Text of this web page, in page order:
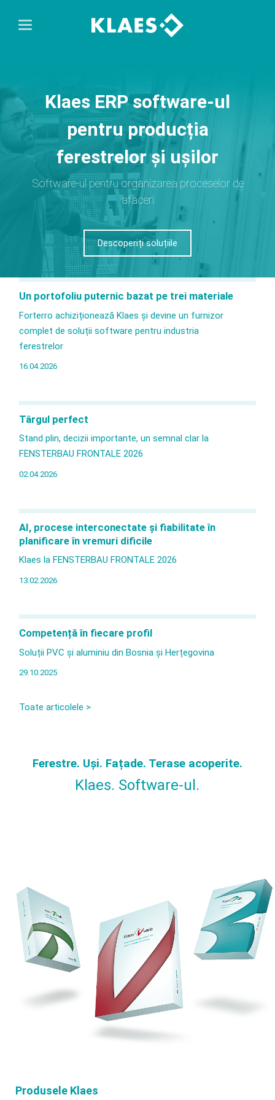
Klaes ERP software-ul
pentru producția
ferestrelor și ușilor
Software-ul pentru organizarea proceselor de
afaceri
Descoperiți soluțiile
terase închise/ verande
Un portofoliu puternic bazat pe trei materiale
Forterro achiziționează Klaes și devine un furnizor
complet de soluții software pentru industria
ferestrelor
16.04.2026
Târgul perfect
Stand plin, decizii importante, un semnal clar la
FENSTERBAU FRONTALE 2026
02.04.2026
AI, procese interconectate și fiabilitate în
planificare în vremuri dificile
Klaes la FENSTERBAU FRONTALE 2026
13.02.2026
Competență în fiecare profil
Soluții PVC și aluminiu din Bosnia și Herțegovina
29.10.2025
Toate articolele >
Ferestre. Uși. Fațade. Terase acoperite.
Klaes. Software-ul.
Produsele Klaes